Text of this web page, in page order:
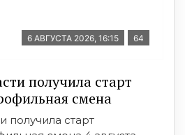
6 АВГУСТА 2026, 16:15 64
получила старт
смена
получила старт